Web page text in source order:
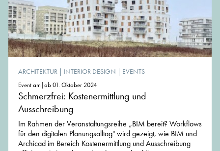
ARCHITEKTUR | INTERIOR DESIGN | EVENTS
Event am|ab 01. Oktober 2024
Schmerzfrei: Kostenermittlung und
Ausschreibung
Im Rahmen der Veranstaltungsreihe „BIM bereit? Workflows
für den digitalen Planungsalltag" wird gezeigt, wie BIM und
Archicad im Bereich Kostenermittlung und Ausschreibung